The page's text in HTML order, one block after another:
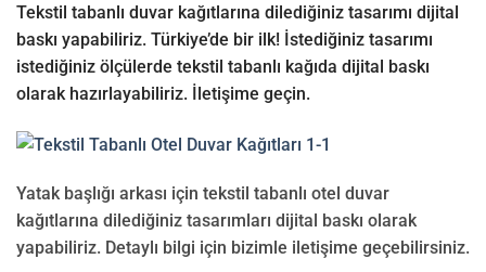
Tekstil tabanlı duvar kağıtlarına dilediğiniz tasarımı dijital
baskı yapabiliriz. Türkiye’de bir ilk! İstediğiniz tasarımı
istediğiniz ölçülerde tekstil tabanlı kağıda dijital baskı
olarak hazırlayabiliriz. İletişime geçin.
Yatak başlığı arkası için tekstil tabanlı otel duvar
kağıtlarına dilediğiniz tasarımları dijital baskı olarak
yapabiliriz. Detaylı bilgi için bizimle iletişime geçebilirsiniz.